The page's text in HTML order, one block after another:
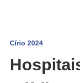
Círio 2024